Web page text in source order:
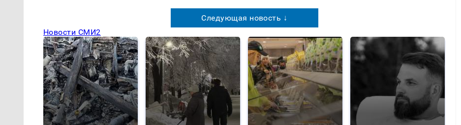
Следующая новость ↓
Новости СМИ2